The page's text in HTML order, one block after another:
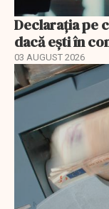
Declarația pe
dacă ești în
03 AUGUST 2026